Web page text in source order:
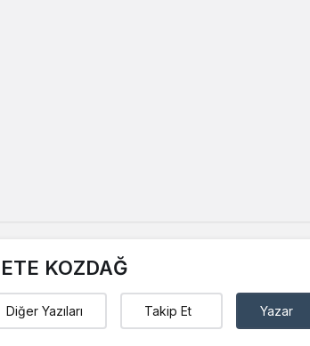
KOZDAĞ
Diğer Yazıları Takip Et Yazar